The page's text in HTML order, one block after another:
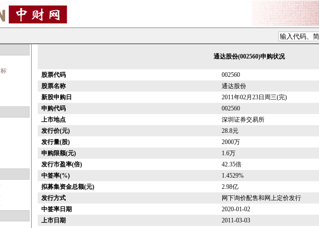
通达股份(002560)申购状况
股票代码
002560
股票名称
通达股份
新股申购日
2011年02月23日周三(完)
申购代码
002560
上市地点
深圳证券交易所
发行价(元)
28.8元
发行量(股)
2000万
申购限额(元)
1.6万
发行市盈率(倍)
42.35倍
中签率(%)
1.4529%
拟募集资金总额(元)
2.98亿
发行方式
网下询价配售和网上定价发行
中签率日期
2020-01-02
上市日期
2011-03-03